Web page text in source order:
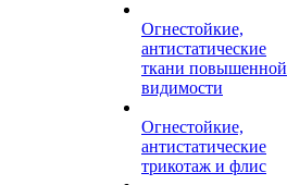
Огнестойкие,
антистатические
ткани повышенной
видимости
Огнестойкие,
антистатические
трикотаж и флис